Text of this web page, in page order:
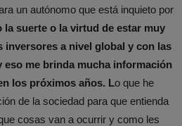
un autónomo que está inquieto por
la suerte o la virtud de estar muy
inversores a nivel global y con las
eso me brinda mucha información
los próximos años. Lo que he
de la sociedad para que entienda
cosas van a ocurrir y como les